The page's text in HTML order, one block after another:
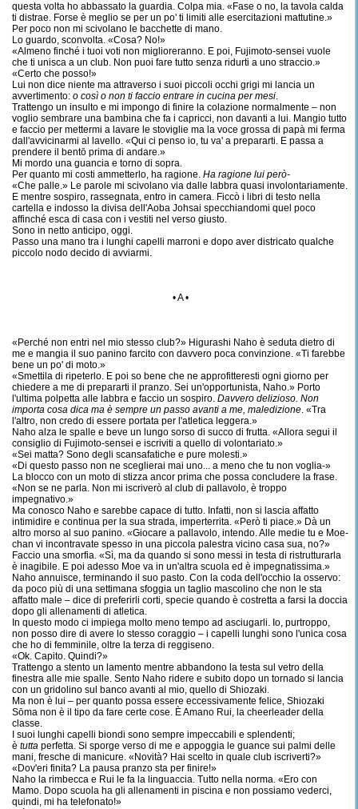
questa volta ho abbassato la guardia. Colpa mia. «Fase o no, la tavola calda
ti distrae. Forse è meglio se per un po' ti limiti alle esercitazioni mattutine.»
Per poco non mi scivolano le bacchette di mano.
Lo guardo, sconvolta. «Cosa? No!»
«Almeno finché i tuoi voti non miglioreranno. E poi, Fujimoto-sensei vuole
che ti unisca a un club. Non puoi fare tutto senza ridurti a uno straccio.»
«Certo che posso!»
Lui non dice niente ma attraverso i suoi piccoli occhi grigi mi lancia un
avvertimento: o così o non ti faccio entrare in cucina per mesi.
Trattengo un insulto e mi impongo di finire la colazione normalmente – non
voglio sembrare una bambina che fa i capricci, non davanti a lui. Mangio tutto
e faccio per mettermi a lavare le stoviglie ma la voce grossa di papà mi ferma
dall'avvicinarmi al lavello. «Qui ci penso io, tu va' a prepararti. E passa a
prendere il bentō prima di andare.»
Mi mordo una guancia e torno di sopra.
Per quanto mi costi ammetterlo, ha ragione. Ha ragione lui però-
«Che palle.» Le parole mi scivolano via dalle labbra quasi involontariamente.
E mentre sospiro, rassegnata, entro in camera. Ficcò i libri di testo nella
cartella e indosso la divisa dell'Aoba Johsai specchiandomi quel poco
affinché esca di casa con i vestiti nel verso giusto.
Sono in netto anticipo, oggi.
Passo una mano tra i lunghi capelli marroni e dopo aver districato qualche
piccolo nodo decido di avviarmi.
• A •
«Perché non entri nel mio stesso club?» Higurashi Naho è seduta dietro di
me e mangia il suo panino farcito con davvero poca convinzione. «Ti farebbe
bene un po' di moto.»
«Smettila di ripeterlo. E poi so bene che ne approfitteresti ogni giorno per
chiedere a me di prepararti il pranzo. Sei un'opportunista, Naho.» Porto
l'ultima polpetta alle labbra e faccio un sospiro. Davvero delizioso. Non
importa cosa dica ma è sempre un passo avanti a me, maledizione. «Tra
l'altro, non credo di essere portata per l'atletica leggera.»
Naho alza le spalle e beve un lungo sorso di succo di frutta. «Allora segui il
consiglio di Fujimoto-sensei e iscriviti a quello di volontariato.»
«Sei matta? Sono degli scansafatiche e pure molesti.»
«Di questo passo non ne sceglierai mai uno... a meno che tu non voglia-»
La blocco con un moto di stizza ancor prima che possa concludere la frase.
«Non se ne parla. Non mi iscriverò al club di pallavolo, è troppo
impegnativo.»
Ma conosco Naho e sarebbe capace di tutto. Infatti, non si lascia affatto
intimidire e continua per la sua strada, imperterrita. «Però ti piace.» Dà un
altro morso al suo panino. «Giocare a pallavolo, intendo. Alle medie tu e Moe-
chan vi incontravate spesso in una piccola palestra vicino casa sua, no?»
Faccio una smorfia. «Sì, ma da quando si sono messi in testa di ristrutturarla
è inagibile. E poi adesso Moe va in un'altra scuola ed è impegnatissima.»
Naho annuisce, terminando il suo pasto. Con la coda dell'occhio la osservo:
da poco più di una settimana sfoggia un taglio mascolino che non le sta
affatto male – dice di preferirli corti, specie quando è costretta a farsi la doccia
dopo gli allenamenti di atletica.
In questo modo ci impiega molto meno tempo ad asciugarli. Io, purtroppo,
non posso dire di avere lo stesso coraggio – i capelli lunghi sono l'unica cosa
che ho di femminile, oltre la terza di reggiseno.
«Ok. Capito. Quindi?»
Trattengo a stento un lamento mentre abbandono la testa sul vetro della
finestra alle mie spalle. Sento Naho ridere e subito dopo un tornado si lancia
con un gridolino sul banco avanti al mio, quello di Shiozaki.
Ma non è lui – per quanto possa essere eccessivamente felice, Shiozaki
Sōma non è il tipo da fare certe cose. È Amano Rui, la cheerleader della
classe.
I suoi lunghi capelli biondi sono sempre impeccabili e splendenti;
è tutta perfetta. Si sporge verso di me e appoggia le guance sui palmi delle
mani, fresche di manicure. «Novità? Hai scelto in quale club iscriverti?»
«Dov'eri finita? La pausa pranzo sta per finire!»
Naho la rimbecca e Rui le fa la linguaccia. Tutto nella norma. «Ero con
Mamo. Dopo scuola ha gli allenamenti in piscina e non possiamo vederci,
quindi, mi ha telefonato!»